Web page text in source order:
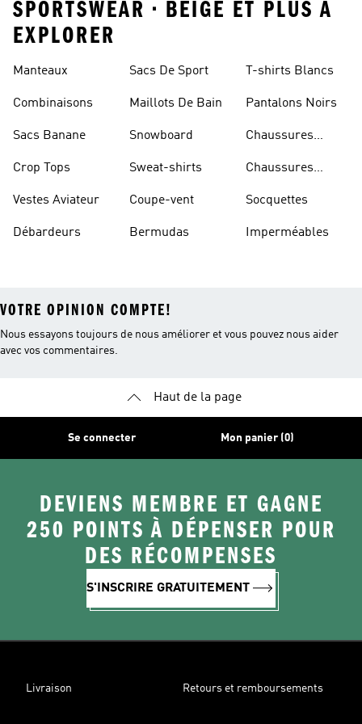
SPORTSWEAR • BEIGE ET PLUS À
EXPLORER
Manteaux
Combinaisons
Sacs Banane
Crop Tops
Vestes Aviateur
Débardeurs
Sacs De Sport
Maillots De Bain
Snowboard
Sweat-shirts
Coupe-vent
Bermudas
T-shirts Blancs
Pantalons Noirs
Chaussures
Chaussures
Socquettes
Imperméables
VOTRE OPINION COMPTE!
Nous essayons toujours de nous améliorer et vous pouvez nous aider
avec vos commentaires.
Haut de la page
Se connecter Mon panier (0)
DEVIENS MEMBRE ET GAGNE
250 POINTS À DÉPENSER POUR
DES RÉCOMPENSES
S'INSCRIRE GRATUITEMENT
Livraison Retours et remboursements